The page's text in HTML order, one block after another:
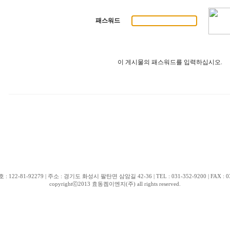
패스워드
이 게시물의 패스워드를 입력하십시오.
: 122-81-92279 | 주소 : 경기도 화성시 팔탄면 삼암길 42-36 | TEL : 031-352-9200 | FAX :
copyrightⓒ2013 효동켐이엔지(주) all rights reserved.